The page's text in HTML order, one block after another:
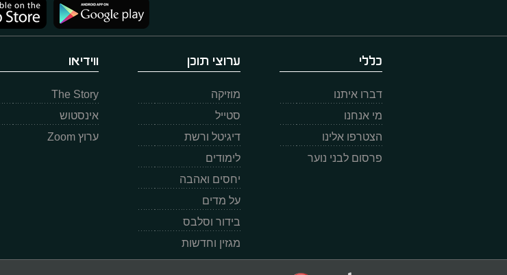
כללי
דברו איתנו
מי אנחנו
הצטרפו אלינו
פרסום לבני נוער
ערוצי תוכן
מוזיקה
סטייל
דיגיטל ורשת
לימודים
יחסים ואהבה
על מדים
בידור וסלבס
מגזין וחדשות
ווידיאו
The Story
אינסטוש
ערוץ Zoom